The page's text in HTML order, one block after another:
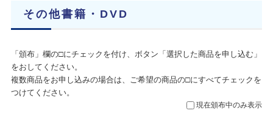
その他書籍・DVD
「頒布」欄の□にチェックを付け、ボタン「選択した商品を申し込む」
をおしてください。
複数商品をお申し込みの場合は、ご希望の商品の□にすべてチェックを
つけてください。
現在頒布中のみ表示